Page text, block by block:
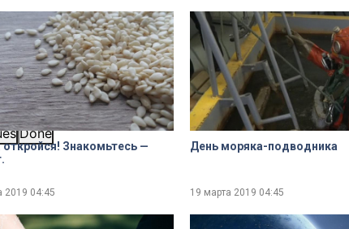
Done
Знакомьтесь —
2019 04:45
День моряка-подводника
19 марта 2019 04:45